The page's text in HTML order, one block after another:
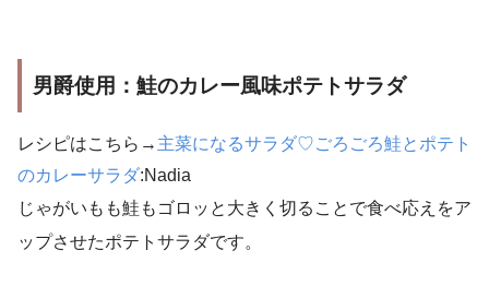
男爵使用：鮭のカレー風味ポテトサラダ
レシピはこちら→ 主菜になるサラダ♡ごろごろ鮭とポテト
のカレーサラダ:Nadia
じゃがいもも鮭もゴロッと大きく切ることで食べ応えをア
ップさせたポテトサラダです。